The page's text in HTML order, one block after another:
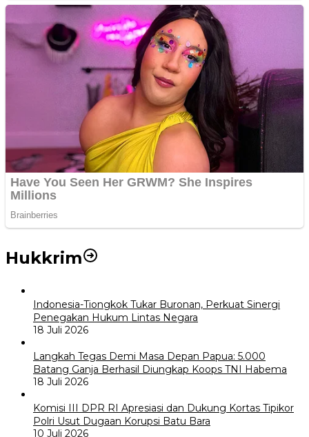
Hukkrim
Indonesia-Tiongkok Tukar Buronan, Perkuat Sinergi
Penegakan Hukum Lintas Negara
18 Juli 2026
Langkah Tegas Demi Masa Depan Papua: 5.000
Batang Ganja Berhasil Diungkap Koops TNI Habema
18 Juli 2026
Komisi III DPR RI Apresiasi dan Dukung Kortas Tipikor
Polri Usut Dugaan Korupsi Batu Bara
10 Juli 2026